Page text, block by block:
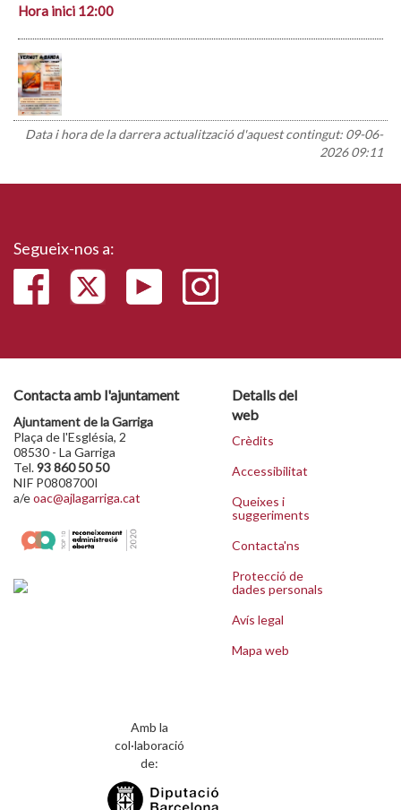
Hora inici 12:00
Data i hora de la darrera actualització d'aquest contingut: 09-06-
2026 09:11
Segueix-nos a:
Contacta amb l'ajuntament
Ajuntament de la Garriga
Plaça de l'Església, 2
08530 - La Garriga
Tel.93 860 50 50
NIF P0808700I
a/eoac@ajlagarriga.cat
Detalls del
web
Crèdits
Accessibilitat
Queixes i
suggeriments
Contacta'ns
Protecció de
dades personals
Avís legal
Mapa web
Amb la
col·laboració
de: